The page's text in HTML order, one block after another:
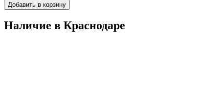
Добавить в корзину
Наличие в Краснодарe